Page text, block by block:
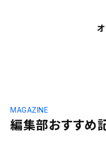
編集部おすすめ
MAGAZINE